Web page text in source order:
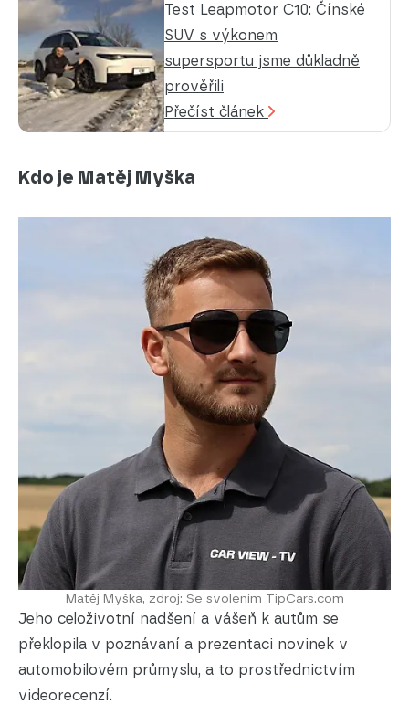
Test Leapmotor C10: Čínské
SUV s výkonem
supersportu jsme důkladně
prověřili
Přečíst článek
Kdo je Matěj Myška
Matěj Myška, zdroj: Se svolením TipCars.com
Jeho celoživotní nadšení a vášeň k autům se
překlopila v poznávaní a prezentaci novinek v
automobilovém průmyslu, a to prostřednictvím
videorecenzí.